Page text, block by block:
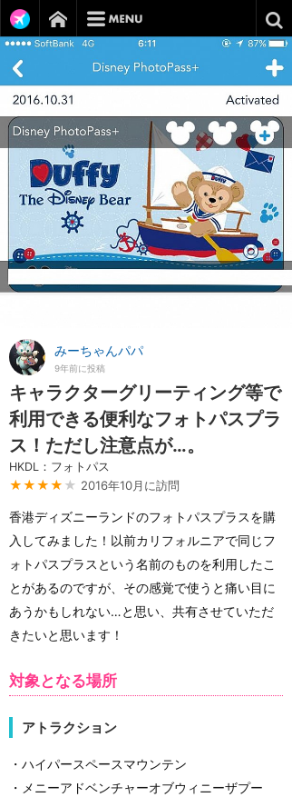
みーちゃんパパ
9年前に投稿
キャラクターグリーティング等で
利用できる便利なフォトパスプラ
ス！ただし注意点が…。
HKDL：フォトパス
★★★★ ★ 2016年10月に訪問
香港ディズニーランドのフォトパスプラスを購
入してみました！以前カリフォルニアで同じフ
ォトパスプラスという名前のものを利用したこ
とがあるのですが、その感覚で使うと痛い目に
あうかもしれない…と思い、共有させていただ
きたいと思います！
対象となる場所
アトラクション
・ハイパースペースマウンテン
・メニーアドベンチャーオブウィニーザプー